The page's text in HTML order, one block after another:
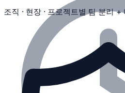
조직 · 현장 · 프로젝트별 팀 분리